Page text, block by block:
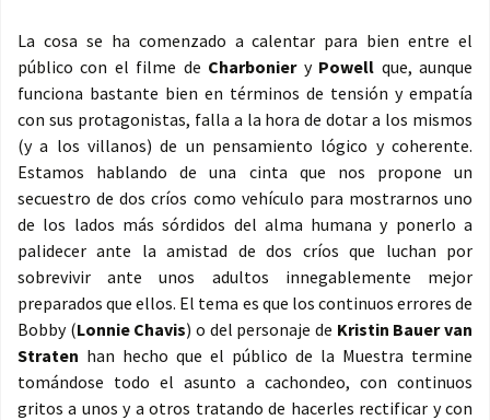
La cosa se ha comenzado a calentar para bien entre el
público con el filme de Charboniery Powell que, aunque
funciona bastante bien en términos de tensión y empatía
con sus protagonistas, falla a la hora de dotar a los mismos
(y a los villanos) de un pensamiento lógico y coherente.
Estamos hablando de una cinta que nos propone un
secuestro de dos críos como vehículo para mostrarnos uno
de los lados más sórdidos del alma humana y ponerlo a
palidecer ante la amistad de dos críos que luchan por
sobrevivir ante unos adultos innegablemente mejor
preparados que ellos. El tema es que los continuos errores de
Bobby (Lonnie Chavis) o del personaje de Kristin Bauer van
Straten han hecho que el público de la Muestra termine
tomándose todo el asunto a cachondeo, con continuos
gritos a unos y a otros tratando de hacerles rectificar y con